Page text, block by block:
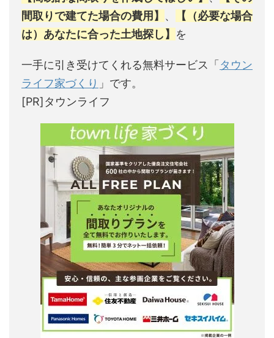
間取りで建てた場合の費用】 、
【（必要な場合
は）あなたに合った土地探し】 を
一手に引き受けてくれる無料サービス「タウン
ライフ家づくり 」です。
[PR]タウンライフ